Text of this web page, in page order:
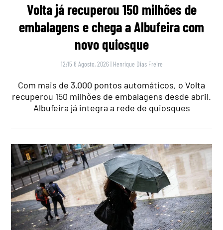
Volta já recuperou 150 milhões de
embalagens e chega a Albufeira com
novo quiosque
12:15 8 Agosto, 2026 | Henrique Dias Freire
Com mais de 3.000 pontos automáticos, o Volta
recuperou 150 milhões de embalagens desde abril.
Albufeira já integra a rede de quiosques